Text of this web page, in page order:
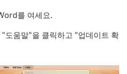
를 여세요.
도움말"을 클릭하고 "업데이트 확